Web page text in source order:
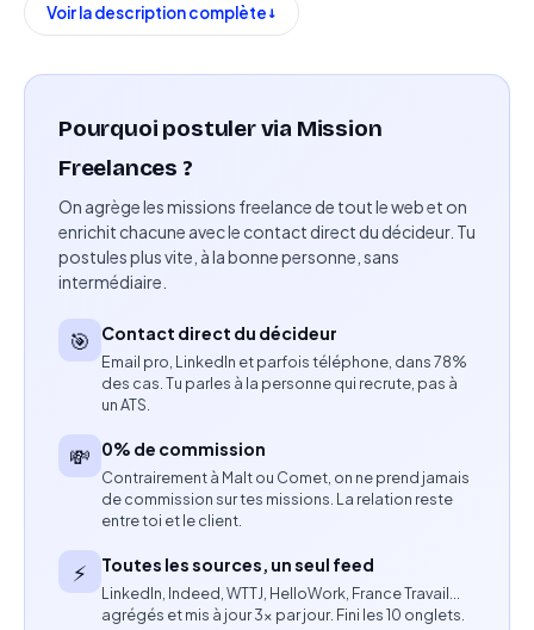
Travailler la typographie et assurer la cohérence
Compétences attendues
Maîtrise de Canva et Photoshop.
Compétences en graphisme et communication
Adobe Illustrator appréciées.
Sens du design et de l’harmonie visuelle.
Profil recherché
Expérience en graphisme ou communication
Voir la description complète
Pourquoi postuler via Mission
Freelances ?
On agrège les missions freelance de tout le web et on
enrichit chacune avec le contact direct du décideur. Tu
postules plus vite, à la bonne personne, sans
intermédiaire.
🎯 Contact direct du décideur
Email pro, LinkedIn et parfois téléphone, dans 78%
des cas. Tu parles à la personne qui recrute, pas à
un ATS.
💸 0% de commission
Contrairement à Malt ou Comet, on ne prend jamais
de commission sur tes missions. La relation reste
entre toi et le client.
⚡ Toutes les sources, un seul feed
LinkedIn, Indeed, WTTJ, HelloWork, France Travail…
agrégés et mis à jour 3× par jour. Fini les 10 onglets.